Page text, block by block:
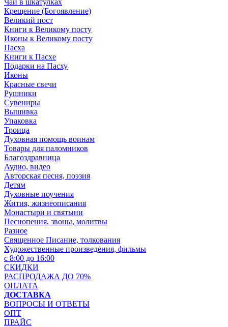
Чай в шкатулках
Крещение (Богоявление)
Великий пост
Книги к Великому посту
Иконы к Великому посту
Пасха
Книги к Пасхе
Подарки на Пасху
Иконы
Красные свечи
Рушники
Сувениры
Вышивка
Упаковка
Троица
Духовная помощь воинам
Товары для паломников
Благоздравница
Аудио, видео
Авторская песня, поэзия
Детям
Духовные поучения
Жития, жизнеописания
Монастыри и святыни
Песнопения, звоны, молитвы
Разное
Священное Писание, толкования
Художественные произведения, фильмы
с 8:00 до 16:00
СКИДКИ
РАСПРОДАЖА ДО 70%
ОПЛАТА
ДОСТАВКА
ВОПРОСЫ И ОТВЕТЫ
ОПТ
ПРАЙС